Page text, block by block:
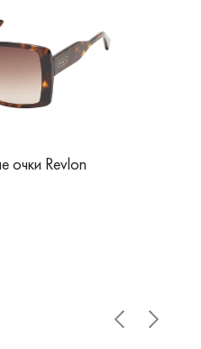
очки Revlon